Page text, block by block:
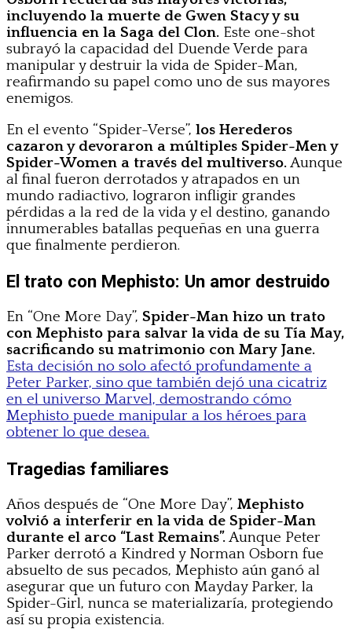
incluyendo la muerte de Gwen Stacy y su
influencia en la Saga del Clon. Este one-shot
subrayó la capacidad del Duende Verde para
manipular y destruir la vida de Spider-Man,
reafirmando su papel como uno de sus mayores
enemigos.
En el evento “Spider-Verse”, los Herederos
cazaron y devoraron a múltiples Spider-Men y
Spider-Women a través del multiverso.Aunque
al final fueron derrotados y atrapados en un
mundo radiactivo, lograron infligir grandes
pérdidas a la red de la vida y el destino, ganando
innumerables batallas pequeñas en una guerra
que finalmente perdieron.
El trato con Mephisto: Un amor destruido
En “One More Day”, Spider-Man hizo un trato
con Mephisto para salvar la vida de su Tía May,
sacrificando su matrimonio con Mary Jane.
Esta decisión no solo afectó profundamente a
Peter Parker, sino que también dejó una cicatriz
en el universo Marvel, demostrando cómo
Mephisto puede manipular a los héroes para
obtener lo que desea.
Tragedias familiares
Años después de “One More Day”, Mephisto
volvió a interferir en la vida de Spider-Man
durante el arco “Last Remains”.Aunque Peter
Parker derrotó a Kindred y Norman Osborn fue
absuelto de sus pecados, Mephisto aún ganó al
asegurar que un futuro con Mayday Parker, la
Spider-Girl, nunca se materializaría, protegiendo
así su propia existencia.